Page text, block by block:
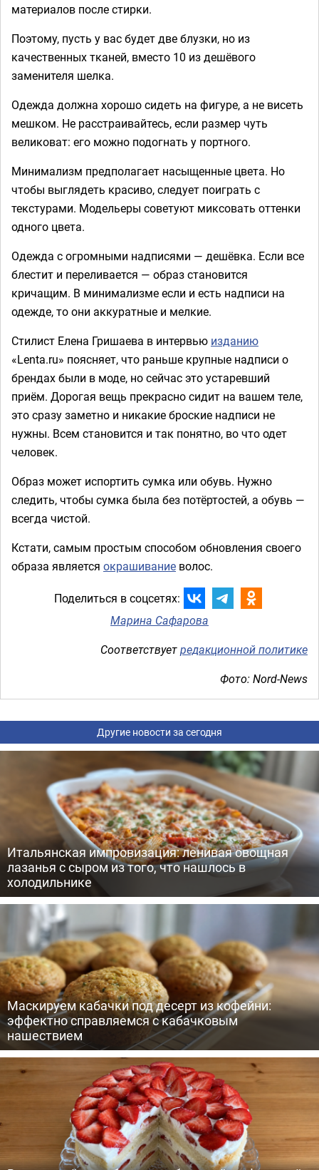
материалов после стирки.
Поэтому, пусть у вас будет две блузки, но из
качественных тканей, вместо 10 из дешёвого
заменителя шелка.
Одежда должна хорошо сидеть на фигуре, а не висеть
мешком. Не расстраивайтесь, если размер чуть
великоват: его можно подогнать у портного.
Минимализм предполагает насыщенные цвета. Но
чтобы выглядеть красиво, следует поиграть с
текстурами. Модельеры советуют миксовать оттенки
одного цвета.
Одежда с огромными надписями — дешёвка. Если все
блестит и переливается — образ становится
кричащим. В минимализме если и есть надписи на
одежде, то они аккуратные и мелкие.
Стилист Елена Гришаева в интервью изданию
«Lenta.ru» поясняет, что раньше крупные надписи о
брендах были в моде, но сейчас это устаревший
приём. Дорогая вещь прекрасно сидит на вашем теле,
это сразу заметно и никакие броские надписи не
нужны. Всем становится и так понятно, во что одет
человек.
Образ может испортить сумка или обувь. Нужно
следить, чтобы сумка была без потёртостей, а обувь —
всегда чистой.
Кстати, самым простым способом обновления своего
образа является окрашивание волос.
Поделиться в соцсетях:
Марина Сафарова
Соответствуетредакционной политике
Фото: Nord-News
Другие новости за сегодня
Итальянская импровизация: ленивая овощная
лазанья с сыром из того, что нашлось в
холодильнике
Маскируем кабачки под десерт из кофейни:
эффектно справляемся с кабачковым
нашествием